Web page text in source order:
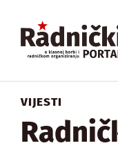
VIJESTI